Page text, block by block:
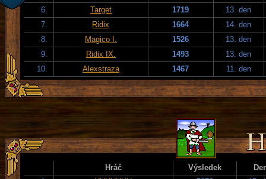
6.
Target 1719
13. den
7.
Ridix 1664
14. den
8.
Magico I. 1526
13. den
9.
Ridix IX. 1493
13. den
10.
Alexstraza 1467 11. den
Hráč Výsledek